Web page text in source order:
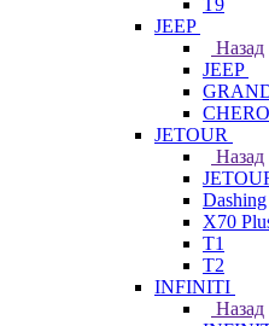
T9
JEEP
Назад
JEEP
JETOUR
Назад
Dashing
X70
T1
T2
INFINITI
Назад